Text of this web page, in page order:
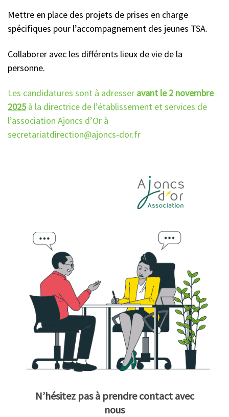
Mettre en place des projets de prises en charge
spécifiques pour l’accompagnement des jeunes TSA.
Collaborer avec les différents lieux de vie de la
personne.
Les candidatures sont à adresser avant le 2 novembre
2025à la directrice de l’établissement et services de
l’association Ajoncs d’Or à
secretariatdirection@ajoncs-dor.fr
N’hésitez pas à prendre contact avec
nous